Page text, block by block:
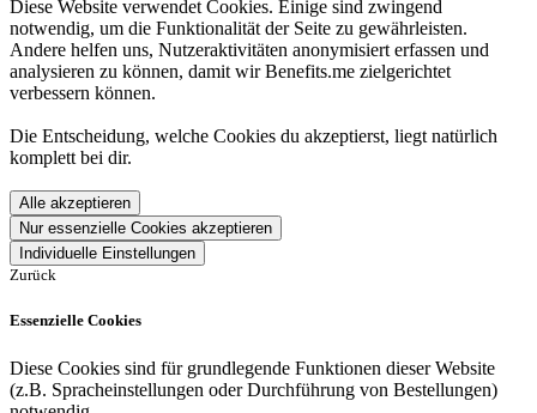
Diese Website verwendet Cookies. Einige sind zwingend
notwendig, um die Funktionalität der Seite zu gewährleisten.
Andere helfen uns, Nutzeraktivitäten anonymisiert erfassen und
analysieren zu können, damit wir Benefits.me zielgerichtet
verbessern können.
Die Entscheidung, welche Cookies du akzeptierst, liegt natürlich
komplett bei dir.
Alle akzeptieren
Nur essenzielle Cookies akzeptieren
Individuelle Einstellungen
Zurück
Essenzielle Cookies
Diese Cookies sind für grundlegende Funktionen dieser Website
(z.B. Spracheinstellungen oder Durchführung von Bestellungen)